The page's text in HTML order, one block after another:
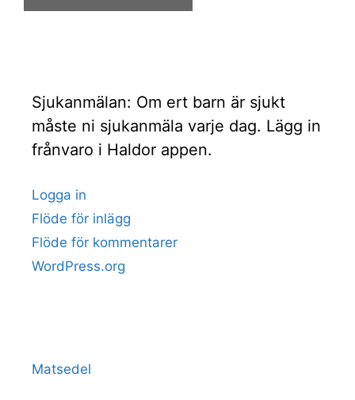
Sjukanmälan: Om ert barn är sjukt
måste ni sjukanmäla varje dag. Lägg in
frånvaro i Haldor appen.
Logga in
Flöde för inlägg
Flöde för kommentarer
WordPress.org
Matsedel